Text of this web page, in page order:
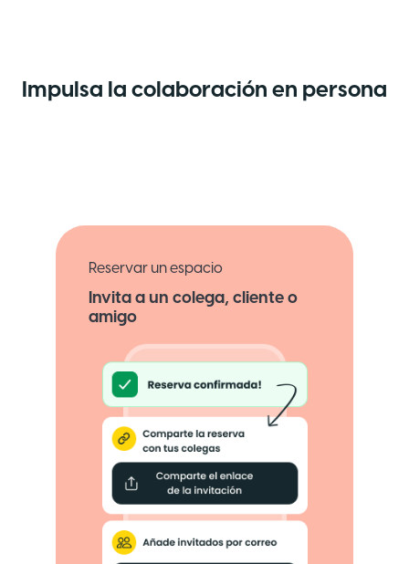
Impulsa la colaboración en persona
Reservar un espacio
Invita a un colega, cliente o
amigo